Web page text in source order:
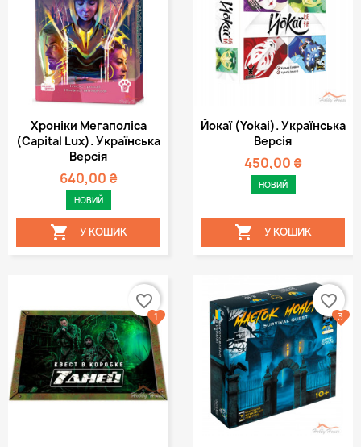
Хроніки Мегаполіса
(Capital Lux). Українська
Версія
640,00 ₴
НОВИЙ
 У КОШИК
Йокаї (Yokai). Українська
Версія
450,00 ₴
НОВИЙ
 У КОШИК
favorite_border
1
favorite_border
3